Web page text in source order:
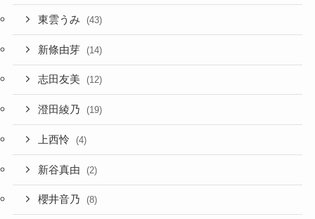
東雲うみ (43)
新條由芽 (14)
志田友美 (12)
澄田綾乃 (19)
上西怜 (4)
新谷真由 (2)
櫻井音乃 (8)